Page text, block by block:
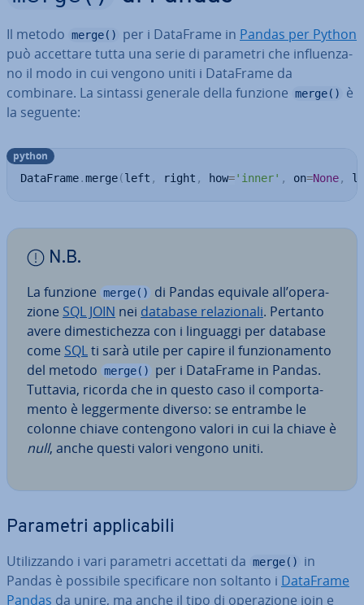
Il metodo merge() per i DataFrame in Pandas per Python
può accettare tutta una serie di parametri che in­fluen­za­
no il modo in cui vengono uniti i DataFrame da
combinare. La sintassi generale della funzione merge()
è
la seguente:
DataFrame.merge(left , right , how='inner' , on=None,
python
N.B.
La funzione merge()
di Pandas equivale all’ope­ra­
zio­ne SQL JOIN nei database re­la­zio­na­li. Pertanto
avere di­me­sti­chez­za con i linguaggi per database
come SQLti sarà utile per capire il fun­zio­na­men­to
del metodo merge()
per i DataFrame in Pandas.
Tuttavia, ricorda che in questo caso il com­por­ta­
men­to è leg­ger­men­te diverso: se entrambe le
colonne chiave con­ten­go­no valori in cui la chiave è
null, anche questi valori vengono uniti.
Parametri ap­pli­ca­bi­li
Uti­liz­zan­do i vari parametri accettati da merge()
in
Pandas è possibile spe­ci­fi­ca­re non soltanto i DataFrame
Pandas da unire, ma anche il tipo di ope­ra­zio­ne join e